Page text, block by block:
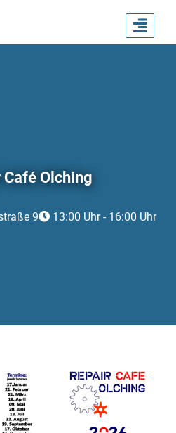
Café Olching
9 13:00 Uhr - 16:00 Uhr